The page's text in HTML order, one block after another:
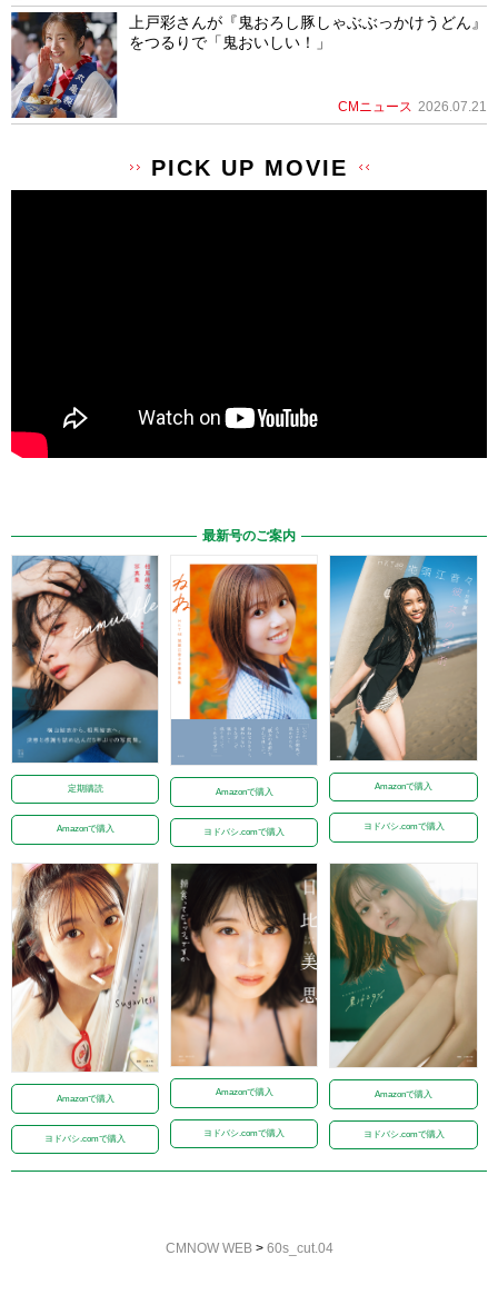
上戸彩さんが『鬼おろし豚しゃぶぶっかけうどん』
をつるりで「鬼おいしい！」
CMニュース 2026.07.21
PICK UP MOVIE
最新号のご案内
定期購読
Amazonで購入
Amazonで購入
ヨドバシ.comで購入
Amazonで購入
ヨドバシ.comで購入
Amazonで購入
ヨドバシ.comで購入
Amazonで購入
ヨドバシ.comで購入
Amazonで購入
ヨドバシ.comで購入
CMNOW WEB> 60s_cut.04